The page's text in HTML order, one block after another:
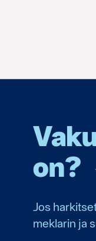
on?
Jos
meklarin ja